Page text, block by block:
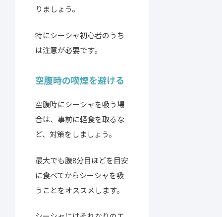
りましょう。
特にシーシャ初心者のうち
は注意が必要です。
空腹時の喫煙を避ける
空腹時にシーシャを吸う場
合は、事前に軽食を取るな
ど、対策をしましょう。
最大でも腹8分目ほどを目安
に食べてからシーシャを吸
うことをオススメします。